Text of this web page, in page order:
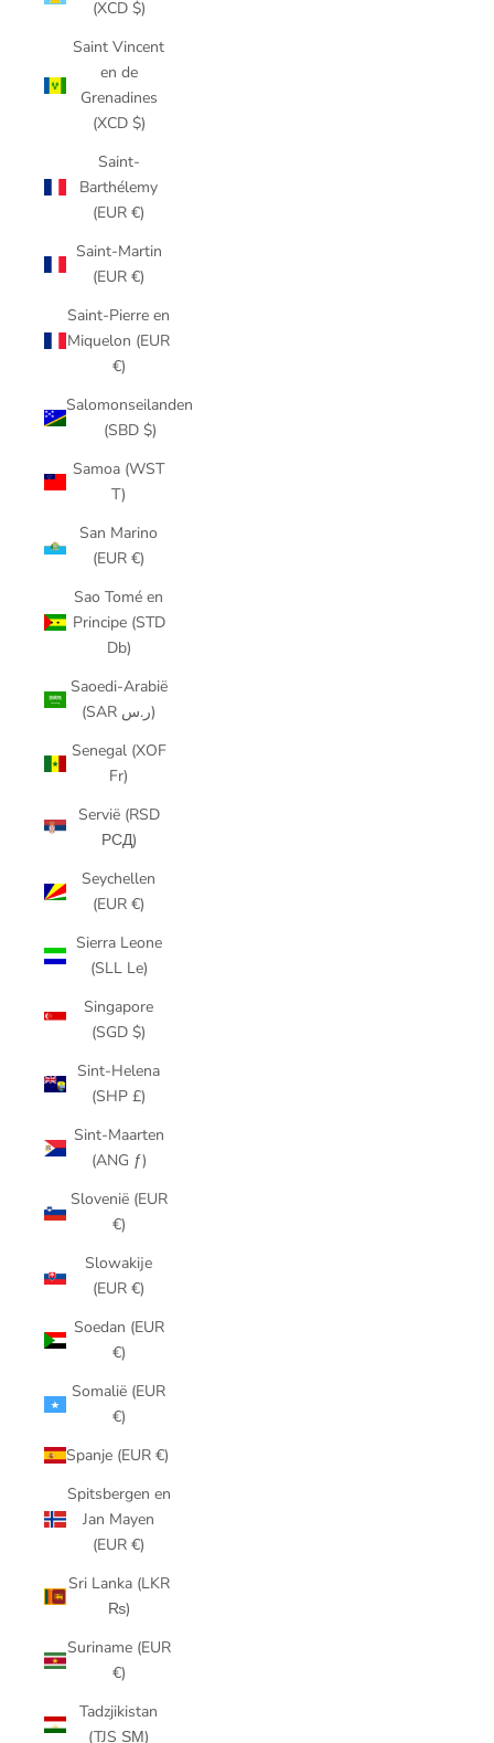
(XCD $)
Saint Vincent
en de
Grenadines
(XCD $)
Saint-
Barthélemy
(EUR €)
Saint-Martin
(EUR €)
Saint-Pierre en
Miquelon (EUR
€)
Salomonseilanden
(SBD $)
Samoa (WST
T)
San Marino
(EUR €)
Sao Tomé en
Principe (STD
Db)
Saoedi-Arabië
(SAR ر.س)
Senegal (XOF
Fr)
Servië (RSD
РСД)
Seychellen
(EUR €)
Sierra Leone
(SLL Le)
Singapore
(SGD $)
Sint-Helena
(SHP £)
Sint-Maarten
(ANG ƒ)
Slovenië (EUR
€)
Slowakije
(EUR €)
Soedan (EUR
€)
Somalië (EUR
€)
Spanje (EUR €)
Spitsbergen en
Jan Mayen
(EUR €)
Sri Lanka (LKR
₨)
Suriname (EUR
€)
Tadzjikistan
(TJS ЅМ)